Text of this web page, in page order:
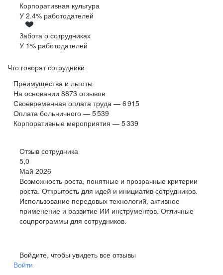
Корпоративная культура
У 2.4% работодателей
Забота о сотрудниках
У 1% работодателей
Что говорят сотрудники
Преимущества и льготы
На основании 8873 отзывов
Своевременная оплата труда — 6 915
Оплата больничного — 5 539
Корпоративные мероприятия — 5 339
Отзыв сотрудника
5,0
Май 2026
Возможность роста, понятные и прозрачные критерии
роста. Открытость для идей и инициатив сотрудников.
Использование передовых технологий, активное
применение и развитие ИИ инструментов. Отличные
соцпрограммы для сотрудников.
Войдите, чтобы увидеть все отзывы
Войти